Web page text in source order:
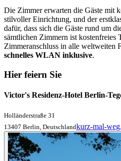
Die Zimmer erwarten die Gäste mit
stilvoller Einrichtung, und der
dafür, dass sich die Gäste rund um
sämtlichen Zimmern ist kostenfreies
Zimmeranschluss in alle weltweiten
schnelles WLAN inklusive.
Hier feiern Sie
Victor's Residenz-Hotel Berlin-
Holländerstraße 31
13407 Berlin, Deutschlandkurz-mal-